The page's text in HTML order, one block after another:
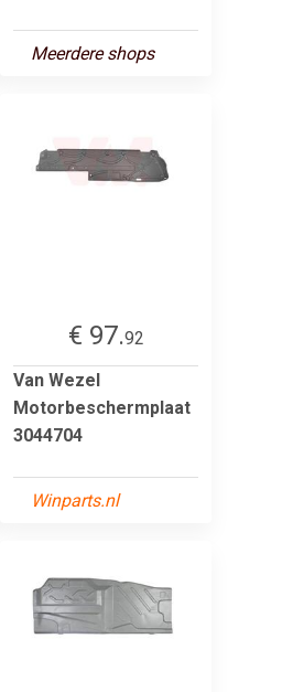
Meerdere shops
€ 97.92
Van Wezel
Motorbeschermplaat
3044704
Winparts.nl